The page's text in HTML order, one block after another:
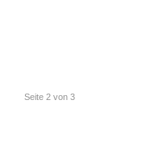
Seite 2 von 3